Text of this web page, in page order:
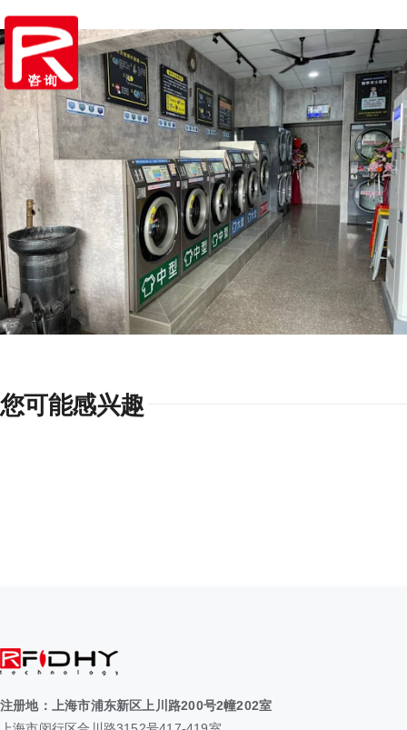
您可能感兴趣
注册地：上海市浦东新区上川路200号2幢202室